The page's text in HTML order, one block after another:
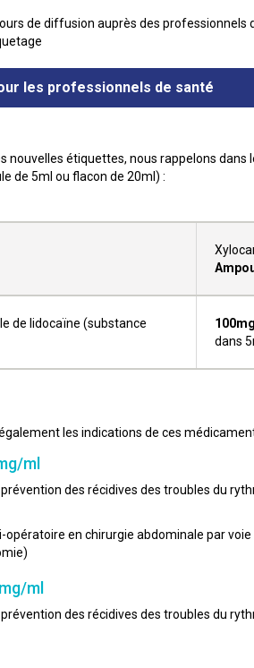
de diffusion auprès des
les professionnels de santé
nouvelles étiquettes, nous rappelons
de 5ml ou flacon de 20ml) :
de lidocaïne (substance
dans
les indications de ces
ml
des récidives des troubles du
opératoire en chirurgie abdominale par
ml
des récidives des troubles du